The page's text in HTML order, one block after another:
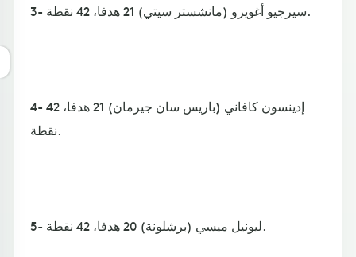
3- سيرجيو أغويرو (مانشستر سيتي) 21 هدفا، 42 نقطة.
4- إدينسون كافاني (باريس سان جيرمان) 21 هدفا، 42
نقطة.
5- ليونيل ميسي (برشلونة) 20 هدفا، 42 نقطة.